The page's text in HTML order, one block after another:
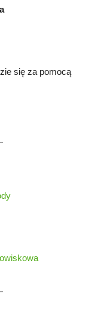
się za pomocą